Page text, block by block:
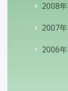
2008年
2007年
2006年